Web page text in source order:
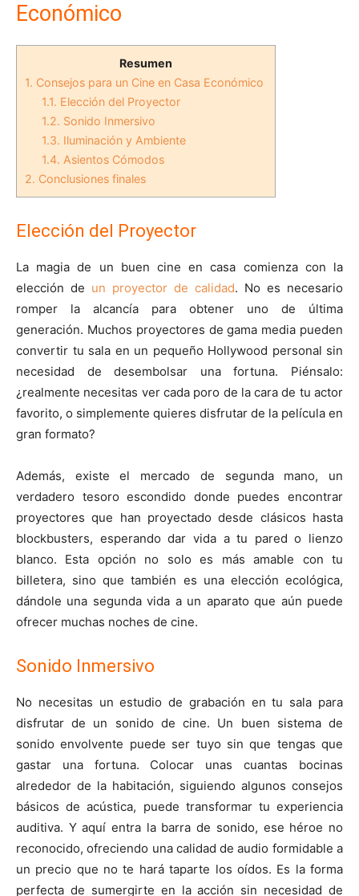
Económico
Resumen
1. Consejos para un Cine en Casa Económico
1.1. Elección del Proyector
1.2. Sonido Inmersivo
1.3. Iluminación y Ambiente
1.4. Asientos Cómodos
2. Conclusiones finales
Elección del Proyector
La magia de un buen cine en casa comienza con la
elección de un proyector de calidad. No es necesario
romper la alcancía para obtener uno de última
generación. Muchos proyectores de gama media pueden
convertir tu sala en un pequeño Hollywood personal sin
necesidad de desembolsar una fortuna. Piénsalo:
¿realmente necesitas ver cada poro de la cara de tu actor
favorito, o simplemente quieres disfrutar de la película en
gran formato?
Además, existe el mercado de segunda mano, un
verdadero tesoro escondido donde puedes encontrar
proyectores que han proyectado desde clásicos hasta
blockbusters, esperando dar vida a tu pared o lienzo
blanco. Esta opción no solo es más amable con tu
billetera, sino que también es una elección ecológica,
dándole una segunda vida a un aparato que aún puede
ofrecer muchas noches de cine.
Sonido Inmersivo
No necesitas un estudio de grabación en tu sala para
disfrutar de un sonido de cine. Un buen sistema de
sonido envolvente puede ser tuyo sin que tengas que
gastar una fortuna. Colocar unas cuantas bocinas
alrededor de la habitación, siguiendo algunos consejos
básicos de acústica, puede transformar tu experiencia
auditiva. Y aquí entra la barra de sonido, ese héroe no
reconocido, ofreciendo una calidad de audio formidable a
un precio que no te hará taparte los oídos. Es la forma
perfecta de sumergirte en la acción sin necesidad de